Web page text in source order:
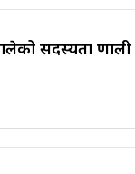
सदस्यता